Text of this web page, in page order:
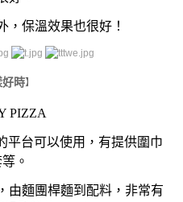
，保溫效果也很好！
好時】
PIZZA
平台可以使用，有提供圍巾
。
由麵團桿麵到配料， 非常有